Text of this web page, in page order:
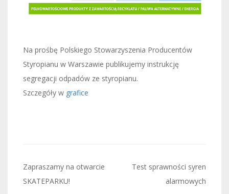
Na prośbę Polskiego Stowarzyszenia Producentów
Styropianu w Warszawie publikujemy instrukcję
segregacji odpadów ze styropianu.
Szczegóły w grafice
Nawigacja
wpisu
Zapraszamy na otwarcie
SKATEPARKU!
Test sprawności syren
alarmowych